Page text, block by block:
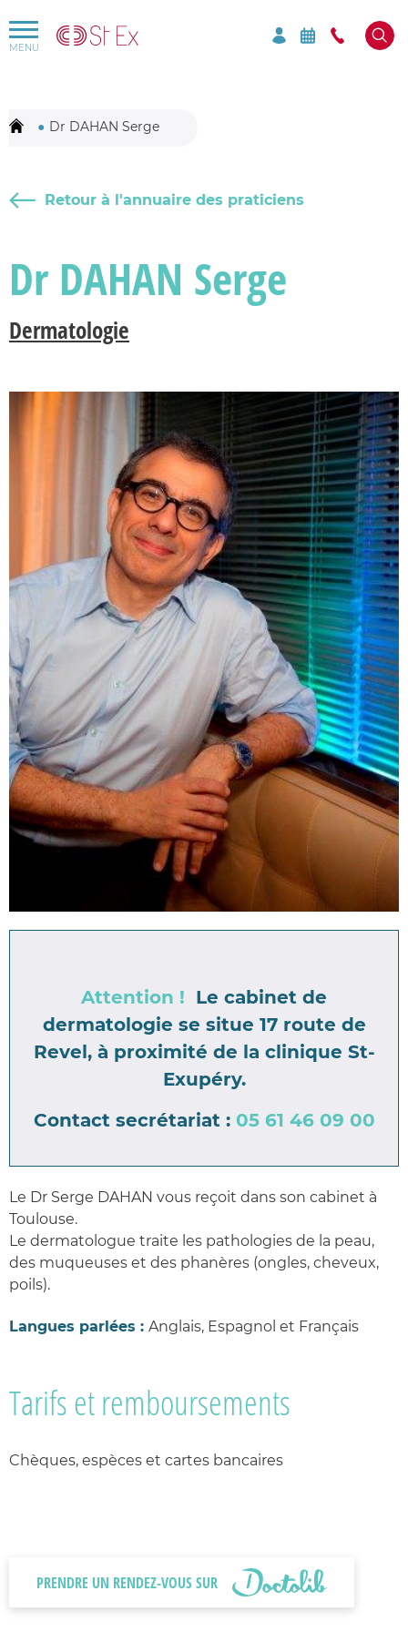
Dr DAHAN Serge
Retour à l'annuaire des praticiens
Dr DAHAN Serge
Dermatologie
Attention !
Le cabinet de
dermatologie se situe 17 route de
Revel, à proximité de la clinique St-
Exupéry.
Contact secrétariat :05 61 46 09 00
Le Dr Serge DAHAN vous reçoit dans son cabinet à
Toulouse.
Le dermatologue traite les pathologies de la peau,
des muqueuses et des phanères (ongles, cheveux,
poils).
Langues parlées : Anglais, Espagnol et Français
Tarifs et remboursements
Chèques, espèces et cartes bancaires
PRENDRE UN RENDEZ-VOUS SUR
DOCTOLIB AVEC LE DOCTEUR DR DAHAN SERGE